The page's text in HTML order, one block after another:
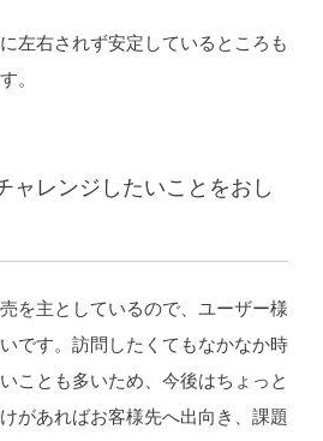
左右されず安定しているところも
。
ャレンジしたいことをおし
を主としているので、ユーザー様
です。訪問したくてもなかなか時
ことも多いため、今後はちょっと
があればお客様先へ出向き、課題